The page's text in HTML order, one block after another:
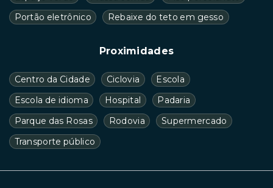
Portão eletrônico
Rebaixe do teto em gesso
Proximidades
Centro da Cidade Ciclovia
Escola
Escola de idioma
Hospital
Padaria
Parque das Rosas
Rodovia
Supermercado
Transporte público